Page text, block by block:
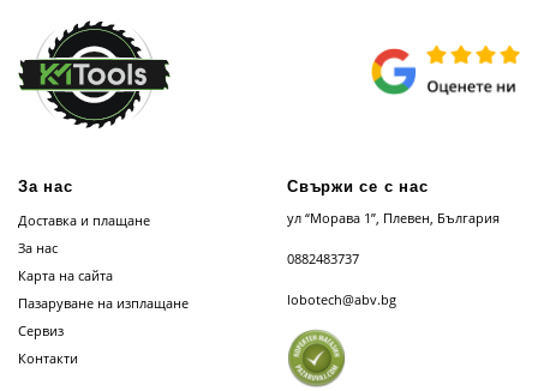
За нас
Доставка и плащане
За нас
Карта на сайта
Пазаруване на изплащане
Сервиз
Контакти
Свържи се с нас
ул “Морава 1”, Плевен, България
0882483737
lobotech@abv.bg